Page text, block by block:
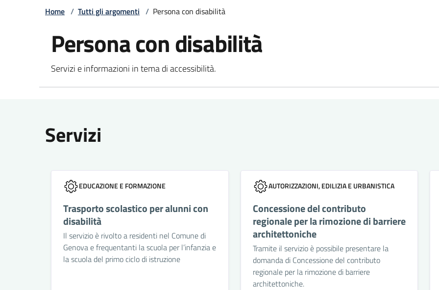
Home / Tutti gli argomenti / Persona con disabilità
Persona con disabilità
Servizi e informazioni in tema di accessibilità.
Servizi
EDUCAZIONE E FORMAZIONE
Trasporto scolastico per alunni con
disabilità
Il servizio è rivolto a residenti nel Comune di
Genova e frequentanti la scuola per l’infanzia e
la scuola del primo ciclo di istruzione
AUTORIZZAZIONI, EDILIZIA E URBANISTICA
Concessione del contributo
regionale per la rimozione di barriere
architettoniche
Tramite il servizio è possibile presentare la
domanda di Concessione del contributo
regionale per la rimozione di barriere
architettoniche.